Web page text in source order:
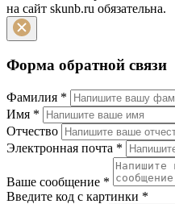
на сайт skunb.ru обязательна.
Форма обратной связи
Фамилия *
Имя *
Отчество
Электронная почта *
Ваше сообщение *
Введите код с картинки *